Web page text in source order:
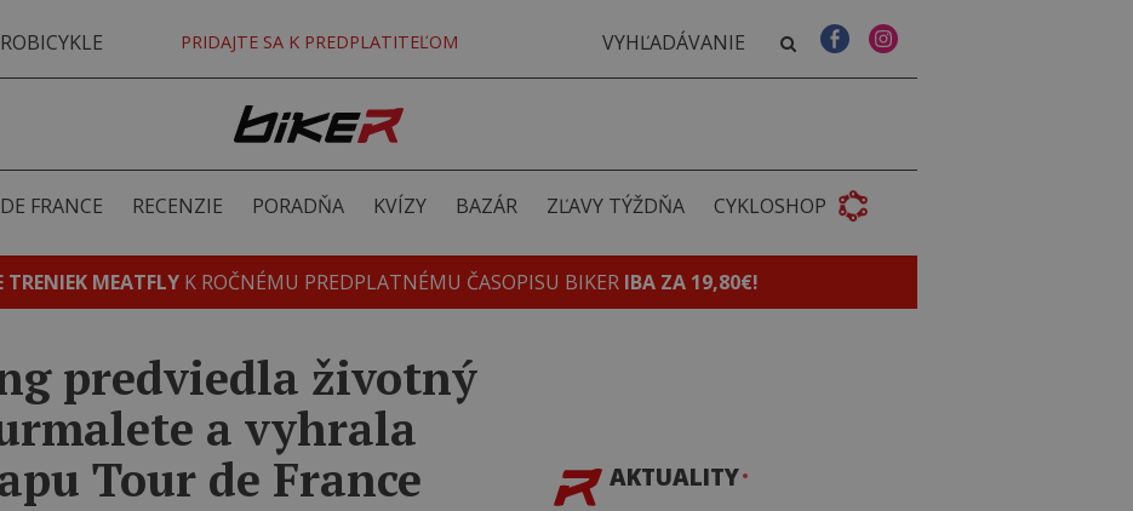
PRIDAJTE SA K PREDPLATITEĽOM
FRANCE RECENZIE PORADŇA KVÍZY BAZÁR ZĽAVY TÝŽDŇA CYKLOSHOP
TRENIEK MEATFLY K ROČNÉMU PREDPLATNÉMU ČASOPISU BIKER IBA ZA 19,80€!
predviedla životný
a vyhrala
Tour de France
AKTUALITY